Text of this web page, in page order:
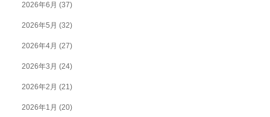
2026年6月 (37)
2026年5月 (32)
2026年4月 (27)
2026年3月 (24)
2026年2月 (21)
2026年1月 (20)